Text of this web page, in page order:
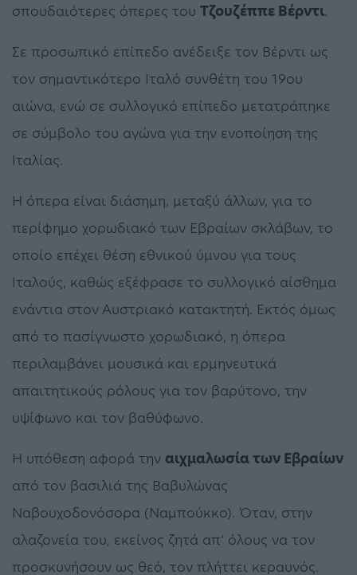
σπουδαιότερες όπερες του Τζουζέππε Βέρντι.
Σε προσωπικό επίπεδο ανέδειξε τον Βέρντι ως
τον σημαντικότερο Ιταλό συνθέτη του 19ου
αιώνα, ενώ σε συλλογικό επίπεδο μετατράπηκε
σε σύμβολο του αγώνα για την ενοποίηση της
Ιταλίας.
Η όπερα είναι διάσημη, μεταξύ άλλων, για το
περίφημο χορωδιακό των Εβραίων σκλάβων, το
οποίο επέχει θέση εθνικού ύμνου για τους
Ιταλούς, καθώς εξέφρασε το συλλογικό αίσθημα
ενάντια στον Αυστριακό κατακτητή. Εκτός όμως
από το πασίγνωστο χορωδιακό, η όπερα
περιλαμβάνει μουσικά και ερμηνευτικά
απαιτητικούς ρόλους για τον βαρύτονο, την
υψίφωνο και τον βαθύφωνο.
Η υπόθεση αφορά την αιχμαλωσία των Εβραίων
από τον βασιλιά της Βαβυλώνας
Ναβουχοδονόσορα (Ναμπούκκο). Όταν, στην
αλαζονεία του, εκείνος ζητά απ’ όλους να τον
προσκυνήσουν ως θεό, τον πλήττει κεραυνός.